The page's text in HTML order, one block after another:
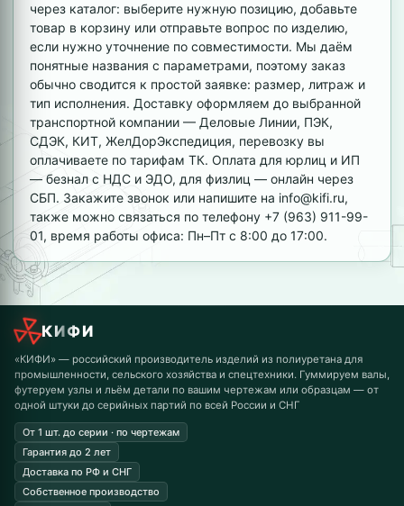
через каталог: выберите нужную позицию, добавьте
товар в корзину или отправьте вопрос по изделию,
если нужно уточнение по совместимости. Мы даём
понятные названия с параметрами, поэтому заказ
обычно сводится к простой заявке: размер, литраж и
тип исполнения. Доставку оформляем до выбранной
транспортной компании — Деловые Линии, ПЭК,
СДЭК, КИТ, ЖелДорЭкспедиция, перевозку вы
оплачиваете по тарифам ТК. Оплата для юрлиц и ИП
— безнал с НДС и ЭДО, для физлиц — онлайн через
СБП. Закажите звонок или напишите на info@kifi.ru,
также можно связаться по телефону +7 (963) 911-99-
01, время работы офиса: Пн–Пт с 8:00 до 17:00.
КИФИ
«КИФИ» — российский производитель изделий из полиуретана для
промышленности, сельского хозяйства и спецтехники. Гуммируем валы,
футеруем узлы и льём детали по вашим чертежам или образцам — от
одной штуки до серийных партий по всей России и СНГ
От 1 шт. до серии · по чертежам
Гарантия до 2 лет
Доставка по РФ и СНГ
Собственное производство